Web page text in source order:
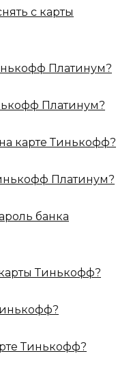
с карты
Платинум?
Платинум?
карте Тинькофф?
Платинум?
банка
Тинькофф?
Тинькофф?